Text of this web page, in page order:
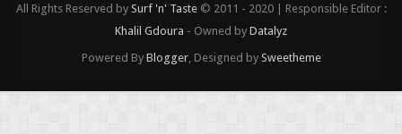
All Rights Reserved by Surf 'n' Taste© 2011 - 2020 | Responsible Editor :
Khalil Gdoura - Owned by Datalyz
Powered By Blogger, Designed by Sweetheme